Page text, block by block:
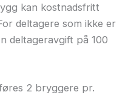
kan kostnadsfritt
deltagere som ikke er
deltageravgift på 100
2 bryggere pr.